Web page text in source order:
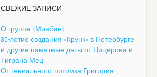
СВЕЖИЕ ЗАПИСИ
О группе «Миабан»
35-летие создания «Крунк» в Петербурге
и другие памятные даты от Цицерона и
Тиграна Мец
От гениального потомка Григория